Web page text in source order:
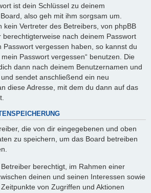
ist dein Schlüssel zu deinem
also geh mit ihm sorgsam um.
kein Vertreter des Betreibers, von phpBB
berechtigterweise nach deinem Passwort
Passwort vergessen haben, so kannst du
Passwort vergessen“ benutzen. Die
dann nach deinem Benutzernamen und
sendet anschließend ein neu
diese Adresse, mit dem du dann auf das
die von dir eingegebenen und oben
zu speichern, um das Board betreiben
berechtigt, im Rahmen einer
deinen und seinen Interessen sowie
von Zugriffen und Aktionen